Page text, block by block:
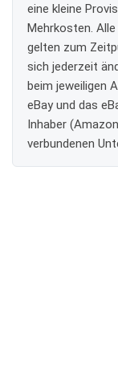
eine kleine
Mehrkosten.
gelten zum
sich jederzeit
beim jeweiligen
eBay und das
Inhaber
verbundenen